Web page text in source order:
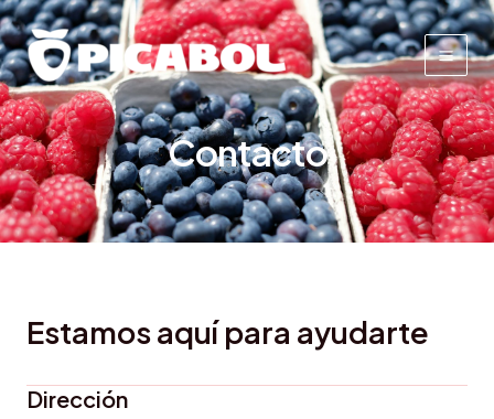
Ir
al
contenido
Main
Contacto
Estamos aquí para ayudarte
Dirección